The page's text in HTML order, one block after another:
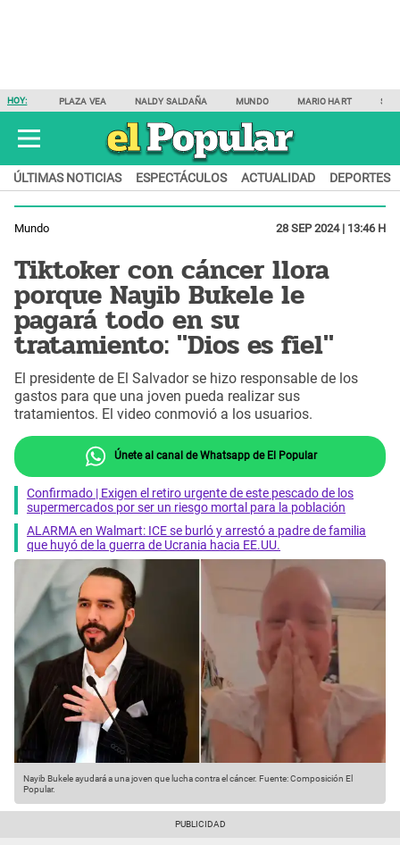
HOY: PLAZA VEA NALDY SALDAÑA MUNDO MARIO HART
ÚLTIMAS NOTICIAS ESPECTÁCULOS ACTUALIDAD DEPORTES
Mundo 28 SEP 2024 | 13:46 H
Tiktoker con cáncer llora
porque Nayib Bukele le
pagará todo en su
tratamiento: "Dios es fiel"
El presidente de El Salvador se hizo responsable de los
gastos para que una joven pueda realizar sus
tratamientos. El video conmovió a los usuarios.
Únete al canal de Whatsapp de El Popular
Confirmado | Exigen el retiro urgente de este pescado de los
supermercados por ser un riesgo mortal para la población
ALARMA en Walmart: ICE se burló y arrestó a padre de familia
que huyó de la guerra de Ucrania hacia EE.UU.
Nayib Bukele ayudará a una joven que lucha contra el cáncer. Fuente: Composición El
Popular.